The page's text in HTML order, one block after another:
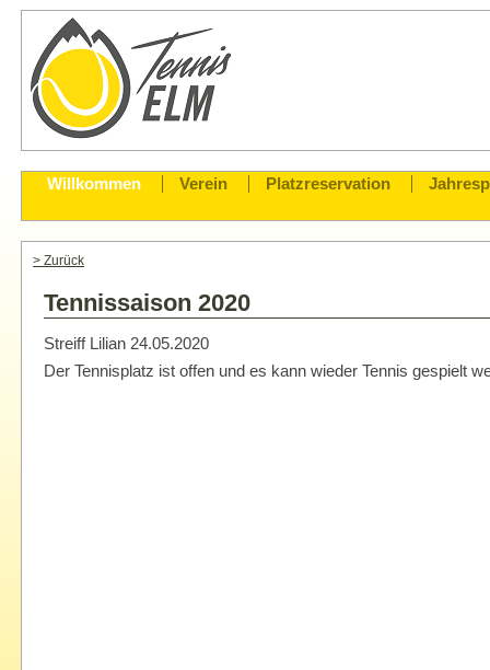
Willkommen Verein Platzreservation
> Zurück
Tennissaison 2020
Streiff Lilian 24.05.2020
Der Tennisplatz ist offen und es kann wieder Tennis gespielt